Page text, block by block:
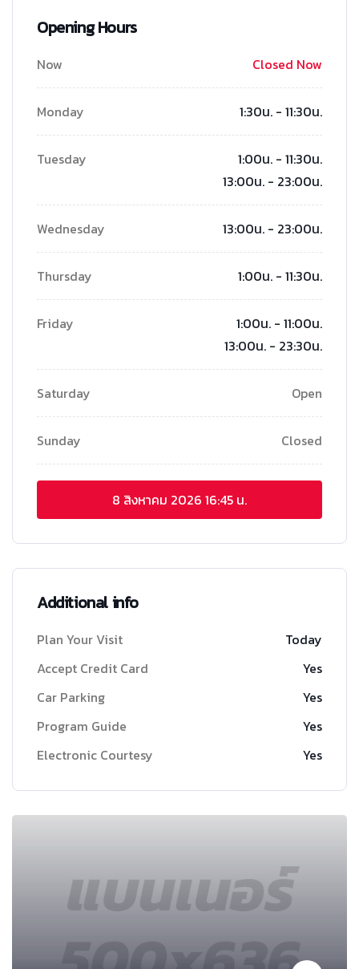
Opening Hours
Now Closed Now
Monday 1:30น. - 11:30น.
Tuesday
1:00น. - 11:30น.
13:00น. - 23:00น.
Wednesday 13:00น. - 23:00น.
Thursday 1:00น. - 11:30น.
Friday
1:00น. - 11:00น.
13:00น. - 23:30น.
Saturday Open
Sunday Closed
8 สิงหาคม 2026 16:45 น.
Additional info
Plan Your Visit
Today
Accept Credit Card
Yes
Car Parking
Yes
Program Guide
Yes
Electronic Courtesy
Yes